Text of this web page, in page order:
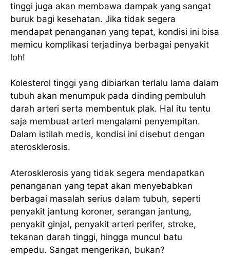
tinggi juga akan membawa dampak yang sangat
buruk bagi kesehatan. Jika tidak segera
mendapat penanganan yang tepat, kondisi ini bisa
memicu komplikasi terjadinya berbagai penyakit
loh!
Kolesterol tinggi yang dibiarkan terlalu lama dalam
tubuh akan menumpuk pada dinding pembuluh
darah arteri serta membentuk plak. Hal itu tentu
saja membuat arteri mengalami penyempitan.
Dalam istilah medis, kondisi ini disebut dengan
aterosklerosis.
Aterosklerosis yang tidak segera mendapatkan
penanganan yang tepat akan menyebabkan
berbagai masalah serius dalam tubuh, seperti
penyakit jantung koroner, serangan jantung,
penyakit ginjal, penyakit arteri perifer, stroke,
tekanan darah tinggi, hingga muncul batu
empedu. Sangat mengerikan, bukan?